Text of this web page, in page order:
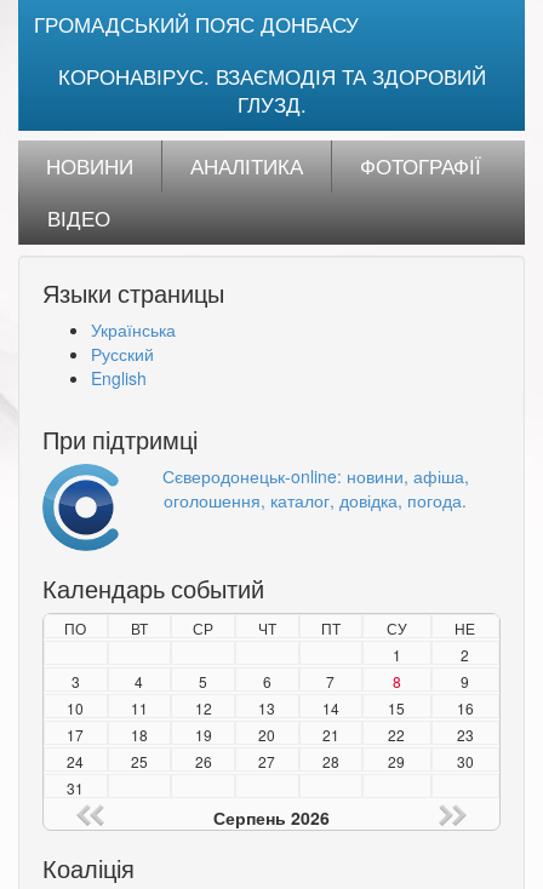
ГРОМАДСЬКИЙ ПОЯС ДОНБАСУ
КОРОНАВІРУС. ВЗАЄМОДІЯ ТА ЗДОРОВИЙ
ГЛУЗД.
НОВИНИ АНАЛІТИКА
ФОТОГРАФІЇ
ВІДЕО
Языки страницы
Українська
Русский
English
При підтримці
Сєверодонецьк-online: новини, афіша,
оголошення, каталог, довідка, погода.
Календарь событий
ПО ВТ СР ЧТ ПТ СУ
НЕ
1
2
3
4 5 6 7 8
9
10
11 12 13 14 15
16
17
18 19 20 21 22
23
24
25 26 27 28 29
30
31
Серпень 2026
Коаліція